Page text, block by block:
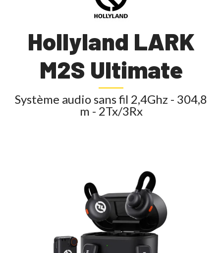
Hollyland LARK
M2S Ultimate
Système audio sans fil 2,4Ghz - 304,8
m - 2Tx/3Rx